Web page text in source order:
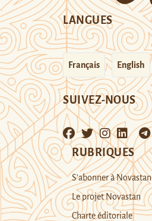
LANGUES
Français English
SUIVEZ-NOUS
RUBRIQUES
S’abonner à Novastan
Le projet Novastan
Charte éditoriale